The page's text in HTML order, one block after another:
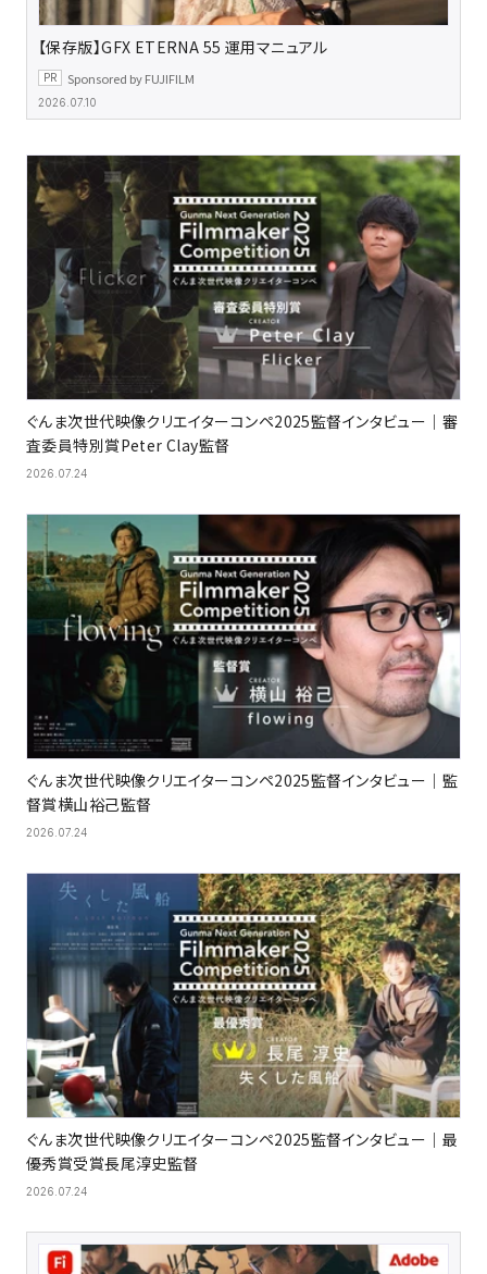
【保存版】GFX ETERNA 55 運用マニュアル
Sponsored by FUJIFILM
2026.07.10
ぐんま次世代映像クリエイターコンペ2025監督インタビュー｜審
査委員特別賞Peter Clay監督
2026.07.24
ぐんま次世代映像クリエイターコンペ2025監督インタビュー｜監
督賞横山裕己監督
2026.07.24
ぐんま次世代映像クリエイターコンペ2025監督インタビュー｜最
優秀賞受賞長尾淳史監督
2026.07.24